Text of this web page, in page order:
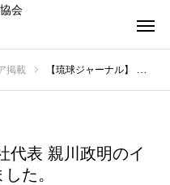
掲載 【琉球ジャーナル】 弊社代表 親川政明のインタビューが掲載されました。
代表 親川政明のイ
た。